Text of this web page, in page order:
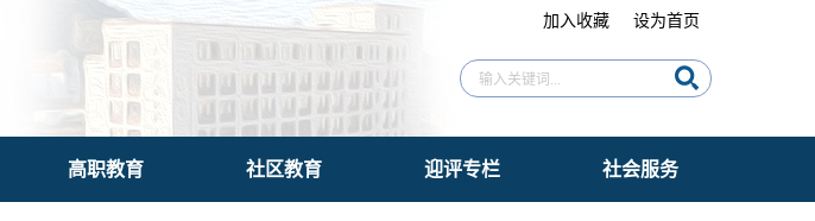
设为首页
加入收藏
高职教育 社区教育 迎评专栏 社会服务